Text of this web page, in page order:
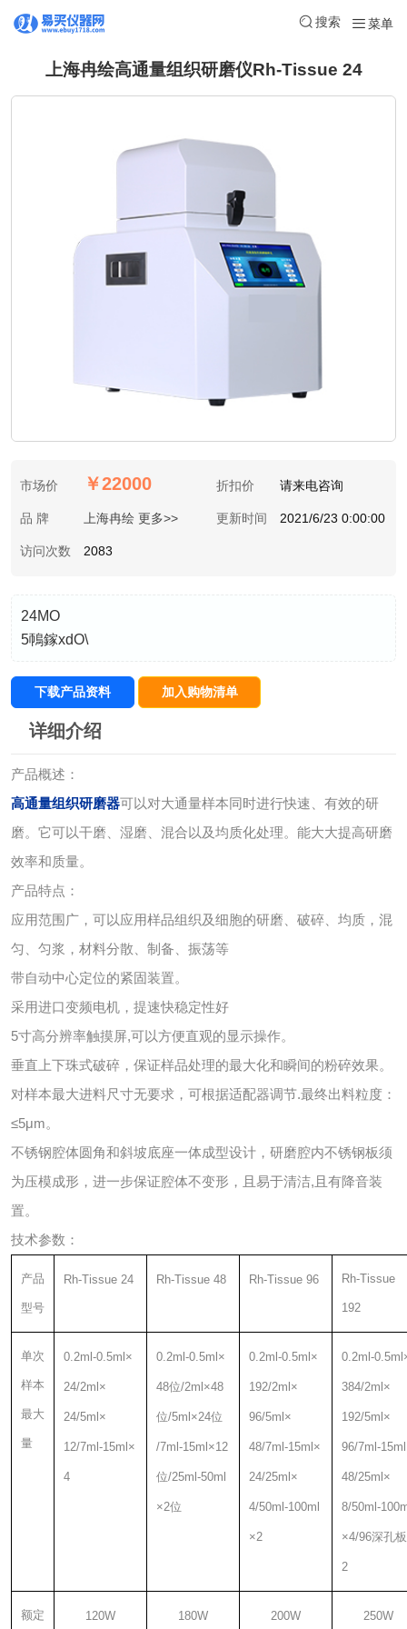
搜索 菜单
上海冉绘高通量组织研磨仪Rh-Tissue 24
市场价 ￥22000 折扣价 请来电咨询
品 牌 上海冉绘 更多>> 更新时间 2021/6/23 0:00:00
访问次数 2083
24MO
5鳾鎵xdO\
下载产品资料 加入购物清单
详细介绍
产品概述：
高通量组织研磨器可以对大通量样本同时进行快速、有效的研
磨。它可以干磨、湿磨、混合以及均质化处理。能大大提高研磨
效率和质量。
产品特点：
应用范围广，可以应用样品组织及细胞的研磨、破碎、均质，混
匀、匀浆，材料分散、制备、振荡等
带自动中心定位的紧固装置。
采用进口变频电机，提速快稳定性好
5寸高分辨率触摸屏,可以方便直观的显示操作。
垂直上下珠式破碎，保证样品处理的最大化和瞬间的粉碎效果。
对样本最大进料尺寸无要求，可根据适配器调节.最终出料粒度：
≤5μm。
不锈钢腔体圆角和斜坡底座一体成型设计，研磨腔内不锈钢板须
为压模成形，进一步保证腔体不变形，且易于清洁,且有降音装
置。
技术参数：
产品
型号
Rh-Tissue 24 Rh-Tissue 48 Rh-Tissue 96 Rh-Tissue
192
单次
样本
最大
量
0.2ml-0.5ml ×
24/2ml ×
24/5ml ×
12/7ml-15ml ×
4
0.2ml-0.5ml ×
48位/2ml ×48
位/5ml ×24位
/7ml-15ml ×12
位/25ml-50ml
×2位
0.2ml-0.5ml ×
192/2ml ×
96/5ml ×
48/7ml-15ml ×
24/25ml ×
4/50ml-100ml
×2
0.2ml-0.5ml
384/2ml ×
192/5ml ×
96/7ml-15ml
48/25ml ×
8/50ml-
×4/96深孔
2
额定 120W 180W 200W 250W